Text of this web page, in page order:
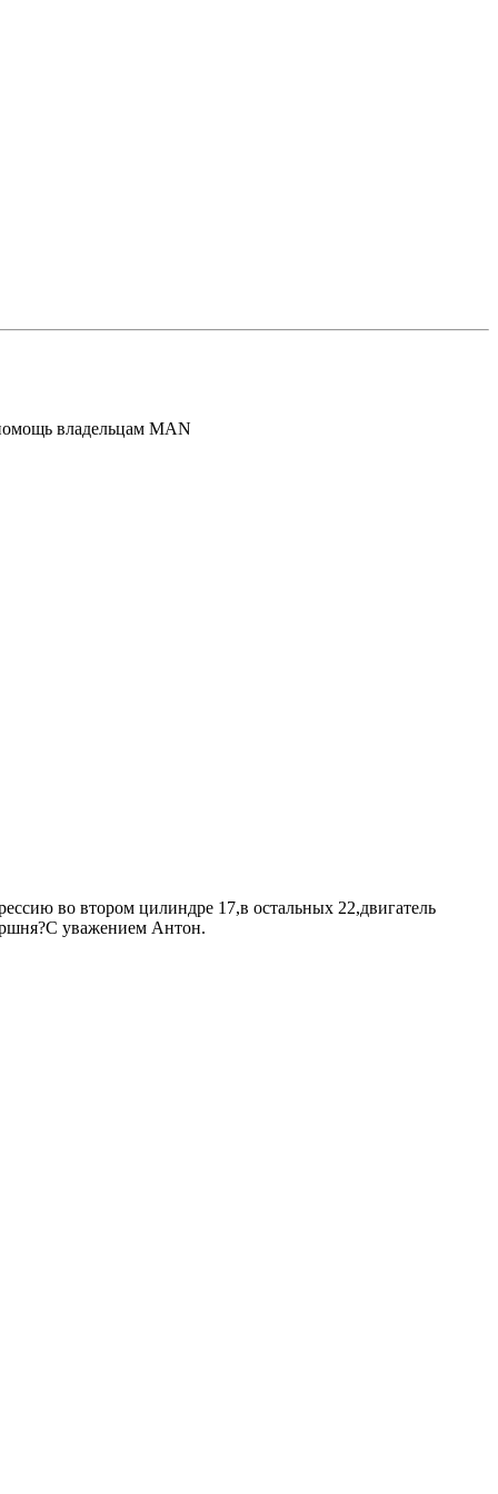
владельцам MAN
во втором цилиндре 17,в остальных 22,двигатель
уважением Антон.